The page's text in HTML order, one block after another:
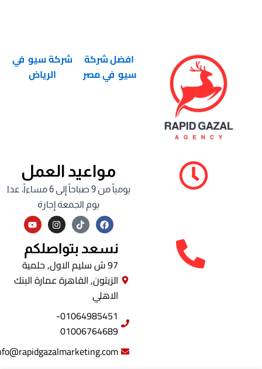
افضل شركة
سيو في مصر
شركة سيو في
الرياض
مواعيد العمل
يومياً من 9 صباحاً إلى 6 مساءاً، عدا
يوم الجمعة إجازة
F
a
c
e
b
o
o
k
I
n
s
t
a
g
r
a
Y
o
u
t
u
b
e
نسعد بتواصلكم
97 ش سليم الاول, حلمية
الزيتون, القاهرة عمارة البنك
الاهلي
01064985451-
01006764689
info@rapidgazalmarketing.com